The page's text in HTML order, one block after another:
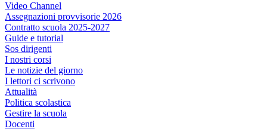
Video Channel
Assegnazioni provvisorie 2026
Contratto scuola 2025-2027
Guide e tutorial
Sos dirigenti
I nostri corsi
Le notizie del giorno
I lettori ci scrivono
Attualità
Politica scolastica
Gestire la scuola
Docenti